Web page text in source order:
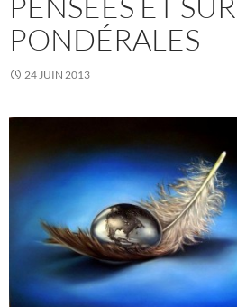
PONDÉRALES
24 JUIN 2013